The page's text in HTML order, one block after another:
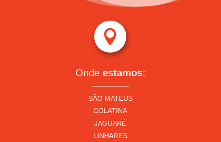

Onde estamos:
SÃO MATEUS
COLATINA
JAGUARÉ
LINHARES